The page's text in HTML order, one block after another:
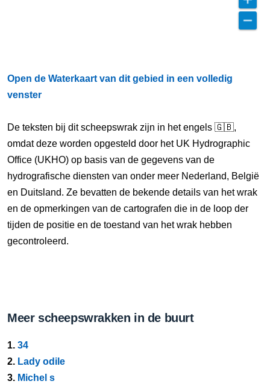
Open de Waterkaart van dit gebied in een volledig
venster
De teksten bij dit scheepswrak zijn in het engels 🇬🇧,
omdat deze worden opgesteld door het UK Hydrographic
Office (UKHO) op basis van de gegevens van de
hydrografische diensten van onder meer Nederland, België
en Duitsland. Ze bevatten de bekende details van het wrak
en de opmerkingen van de cartografen die in de loop der
tijden de positie en de toestand van het wrak hebben
gecontroleerd.
Meer scheepswrakken in de buurt
1. 34
2. Lady odile
3. Michel s